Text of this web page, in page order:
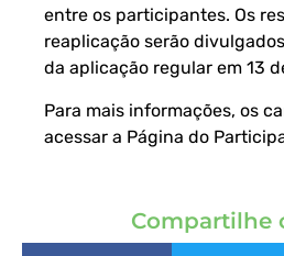
entre os participantes. Os
reaplicação serão
da aplicação regular em 13
Para mais informações, os
acessar a Página do
Compartilhe